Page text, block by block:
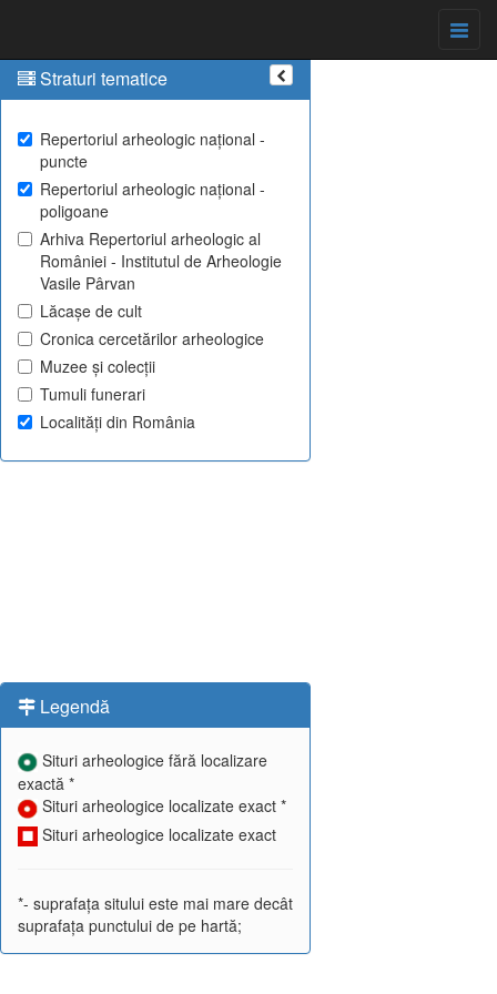
Straturi tematice
Repertoriul arheologic național -
puncte
Repertoriul arheologic național -
poligoane
Arhiva Repertoriul arheologic al
României - Institutul de Arheologie
Vasile Pârvan
Lăcașe de cult
Cronica cercetărilor arheologice
Muzee și colecții
Tumuli funerari
Localități din România
Legendă
Situri arheologice fără localizare
exactă *
Situri arheologice localizate exact *
Situri arheologice localizate exact
*- suprafața sitului este mai mare decât
suprafața punctului de pe hartă;